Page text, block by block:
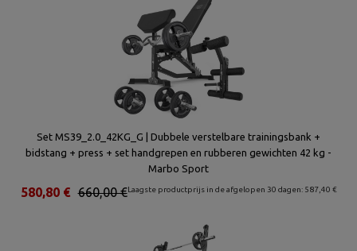
Set MS39_2.0_42KG_G | Dubbele verstelbare trainingsbank +
bidstang + press + set handgrepen en rubberen gewichten 42 kg -
Marbo Sport
Laagste productprijs in de afgelopen 30 dagen: 587,40 €
660,00 €
580,80 €